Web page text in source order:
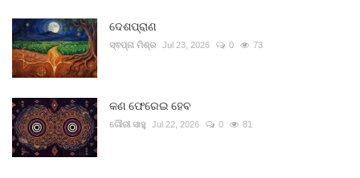
ଦେଶପ୍ରାଣ
ସ୍ଵପ୍ନା ମିଶ୍ର Jul 23, 2026 0 73
କଣ ଫେରେଇ ହେବ
ଗୌରୀ ସାହୁ Jul 22, 2026 0 81